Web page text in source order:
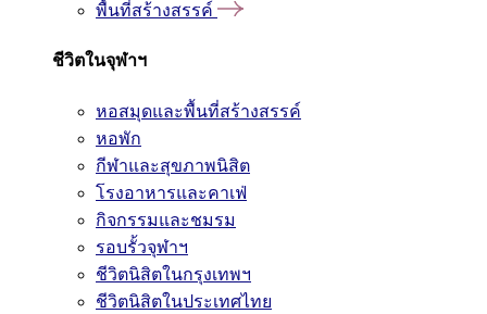
พื้นที่สร้างสรรค์
ชีวิตในจุฬาฯ
หอสมุดและพื้นที่สร้างสรรค์
หอพัก
กีฬาและสุขภาพนิสิต
โรงอาหารและคาเฟ่
กิจกรรมและชมรม
รอบรั้วจุฬาฯ
ชีวิตนิสิตในกรุงเทพฯ
ชีวิตนิสิตในประเทศไทย